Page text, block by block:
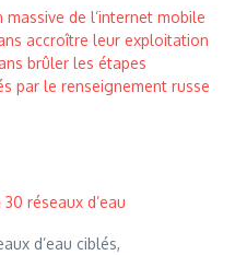
de l’internet mobile
accroître leur exploitation
brûler les étapes
par le renseignement russe
réseaux d’eau
d’eau ciblés,